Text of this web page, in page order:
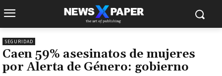
SEGURIDAD
Caen 59% asesinatos de mujeres
por Alerta de Género: gobierno